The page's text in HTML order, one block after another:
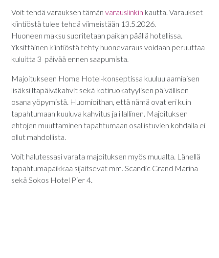
Voit tehdä varauksen tämän varauslinkin kautta. Varaukset
kiintiöstä tulee tehdä viimeistään 13.5.2026.
Huoneen maksu suoritetaan paikan päällä hotellissa.
Yksittäinen kiintiöstä tehty huonevaraus voidaan peruuttaa
kuluitta 3 päivää ennen saapumista.
Majoitukseen Home Hotel-konseptissa kuuluu aamiaisen
lisäksi ltapäiväkahvit sekä kotiruokatyylisen päivällisen
osana yöpymistä. Huomioithan, että nämä ovat eri kuin
tapahtumaan kuuluva kahvitus ja illallinen. Majoituksen
ehtojen muuttaminen tapahtumaan osallistuvien kohdalla ei
ollut mahdollista.
Voit halutessasi varata majoituksen myös muualta. Lähellä
tapahtumapaikkaa sijaitsevat mm. Scandic Grand Marina
sekä Sokos Hotel Pier 4.